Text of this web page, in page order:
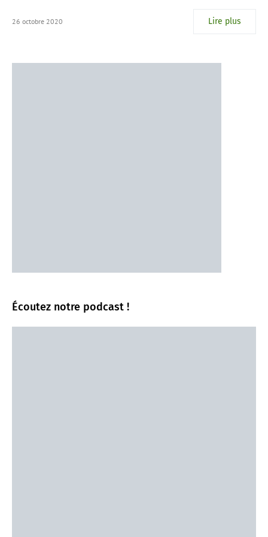
26 octobre 2020 Lire plus
Écoutez notre podcast !